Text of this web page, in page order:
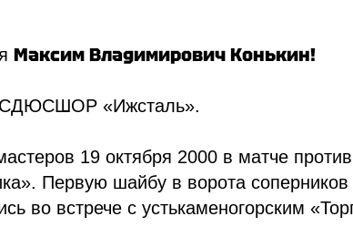
Максим Владимирович Конькин!
СДЮСШОР «Ижсталь».
19 октября 2000 в матче против
Первую шайбу в ворота
во встрече с устькаменогорским